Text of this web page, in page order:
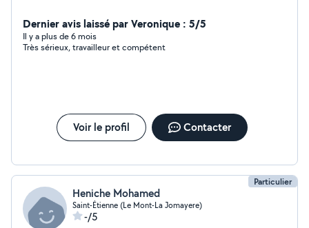
Dernier avis laissé par Veronique : 5/5
Il y a plus de 6 mois
Très sérieux, travailleur et compétent
Voir le profil Contacter
Particulier
Heniche Mohamed
Saint-Étienne (Le Mont-La Jomayere)
-/5